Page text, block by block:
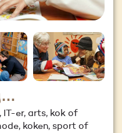
IT-er, arts, kok of
koken, sport of